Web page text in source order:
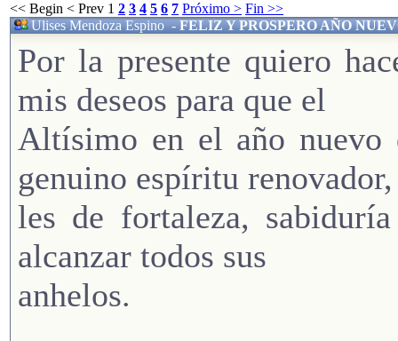
<< Begin < Prev 1 2 3 4 5 6 7 Próximo > Fin >>
Ulises Mendoza Espino-FELIZ Y PROSPERO AÑO
Por la presente quiero
mis deseos para que el
Altísimo en el año nuevo
genuino espíritu renovador,
les de fortaleza,
alcanzar todos sus
anhelos.